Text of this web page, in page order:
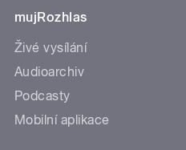
mujRozhlas
Živé vysílání
Audioarchiv
Podcasty
Mobilní aplikace